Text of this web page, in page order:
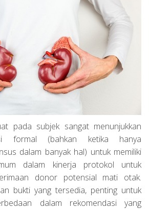
pada subjek sangat menunjukkan
formal (bahkan ketika hanya
dalam banyak hal) untuk memiliki
dalam kinerja protokol untuk
donor potensial mati otak.
bukti yang tersedia, penting untuk
dalam rekomendasi yang